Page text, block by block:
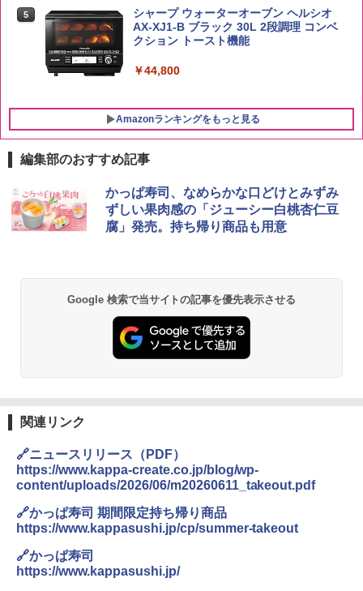
5
シャープ ウォーターオーブン ヘルシオ
AX-XJ1-B ブラック 30L 2段調理 コンベ
クション トースト機能
￥44,800
Amazonランキングをもっと見る
編集部のおすすめ記事
かっぱ寿司、なめらかな口どけとみずみ
ずしい果肉感の「ジューシー白桃杏仁豆
腐」発売。持ち帰り商品も用意
Google 検索で当サイトの記事を優先表示させる
関連リンク
🔗ニュースリリース（PDF）
https://www.kappa-create.co.jp/blog/wp-
content/uploads/2026/06/m20260611_takeout.pdf
🔗かっぱ寿司 期間限定持ち帰り商品
https://www.kappasushi.jp/cp/summer-takeout
🔗かっぱ寿司
https://www.kappasushi.jp/